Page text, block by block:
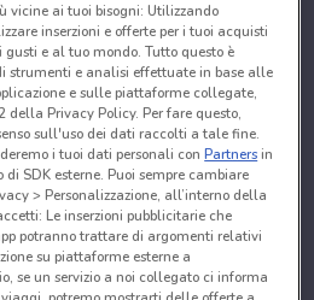
vicine ai tuoi bisogni: Utilizzando
inserzioni e offerte per i tuoi acquisti
e al tuo mondo. Tutto questo è
strumenti e analisi effettuate in base alle
e sulle piattaforme collegate,
Privacy Policy. Per fare questo,
sull'uso dei dati raccolti a tale fine.
i tuoi dati personali conPartnersin
SDK esterne. Puoi sempre cambiare
> Personalizzazione, all’interno della
Le inserzioni pubblicitarie che
potranno trattare di argomenti relativi
su piattaforme esterne a
se un servizio a noi collegato ci informa